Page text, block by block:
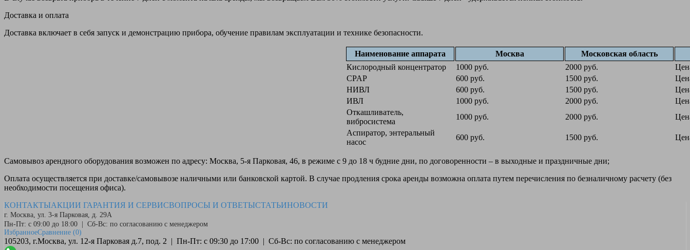
Доставка и оплата
Доставка включает в себя запуск и демонстрацию прибора, обучение правилам эксплуатации и технике безопасности.
Наименование аппарата Москва
Московская область
Кислородный концентратор
1000 руб. 2000 руб.
CPAP
600 руб. 1500 руб.
НИВЛ
600 руб. 1500 руб.
ИВЛ
1000 руб. 2000 руб.
Откашливатель,
вибросистема
1000 руб. 2000 руб.
Аспиратор, энтеральный
насос
600 руб. 1500 руб.
Самовывоз арендного оборудования возможен по адресу: Москва, 5-я Парковая, 46, в режиме с 9 до 18 ч будние дни, по договоренности – в выходные и праздничные дни;
Оплата осуществляется при доставке/самовывозе наличными или банковской картой. В случае продления срока аренды возможна оплата путем перечисления по безналичному расчету (без
необходимости посещения офиса).
КОНТАКТЫАКЦИИ ГАРАНТИЯ И СЕРВИСВОПРОСЫ И ОТВЕТЫСТАТЬИНОВОСТИ
г. Москва, ул. 3-я Парковая, д. 29А
Пн-Пт: с 09:00 до 18:00 | Сб-Вс: по согласованию с менеджером
ИзбранноеСравнение (0)
105203, г.Москва, ул. 12-я Парковая д.7, под. 2 | Пн-Пт: с 09:30 до 17:00 | Сб-Вс: по согласованию с менеджером